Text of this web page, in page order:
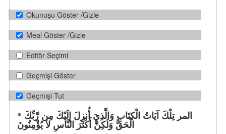
Okunuşu Göster /Gizle
Meal Göster /Gizle
Editör Seçimi
Geçmişi Göster
Geçmişi Tut
الْحَقُّ وَلَكِنَّ أَكْثَرَ النَّاسِ لاَ يُؤْمِنُونَ